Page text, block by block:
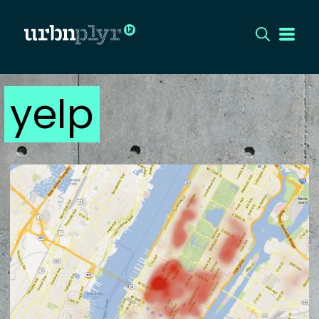
CÍMLAP
DIZÁJN
DIVAT
HIP
KULT
UTCA
yelp